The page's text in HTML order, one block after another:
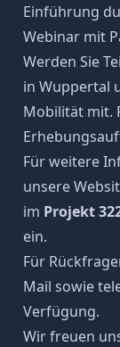
Einführung
Webinar mit
Werden Sie
in Wuppertal
Mobilität mit.
Für weitere
unsere
im Projekt
ein.
Für
Mail sowie
Verfügung.
Wir freuen